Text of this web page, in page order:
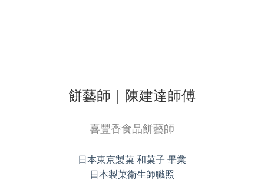
餅藝師｜陳建達師傅
喜豐香食品餅藝師
日本東京製菓 和菓子 畢業
日本製菓衛生師職照